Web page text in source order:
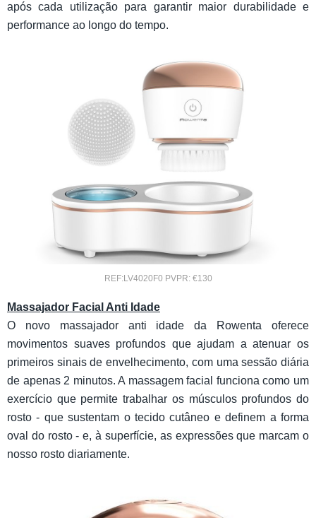
após cada utilização para garantir maior durabilidade e
performance ao longo do tempo.
REF:LV4020F0 PVPR: €130
Massajador Facial Anti Idade
O novo massajador anti idade da Rowenta oferece
movimentos suaves profundos que ajudam a atenuar os
primeiros sinais de envelhecimento, com uma sessão diária
de apenas 2 minutos. A massagem facial funciona como um
exercício que permite trabalhar os músculos profundos do
rosto - que sustentam o tecido cutâneo e definem a forma
oval do rosto - e, à superfície, as expressões que marcam o
nosso rosto diariamente.